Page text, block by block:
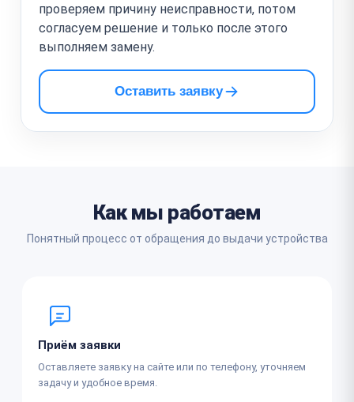
проверяем причину неисправности, потом
согласуем решение и только после этого
выполняем замену.
Оставить заявку
Как мы работаем
Понятный процесс от обращения до выдачи устройства
Приём заявки
Оставляете заявку на сайте или по телефону, уточняем
задачу и удобное время.